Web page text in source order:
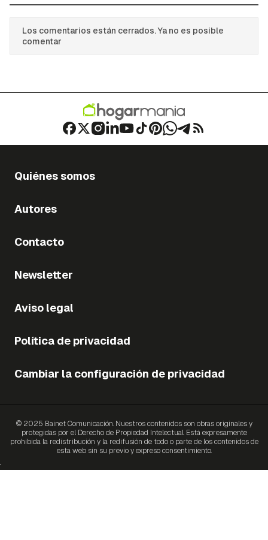
Los comentarios están cerrados. Ya no es posible
comentar
Quiénes somos
Autores
Contacto
Newsletter
Aviso legal
Política de privacidad
Cambiar la configuración de privacidad
© 2025 Bainet Comunicación. Nuestros contenidos son obras originales y
protegidas por el Derecho de Propiedad Intelectual. Está expresamente
prohibida la redistribución y la redifusión de todo o parte de los contenidos de
esta web sin su previo y expreso consentimiento.